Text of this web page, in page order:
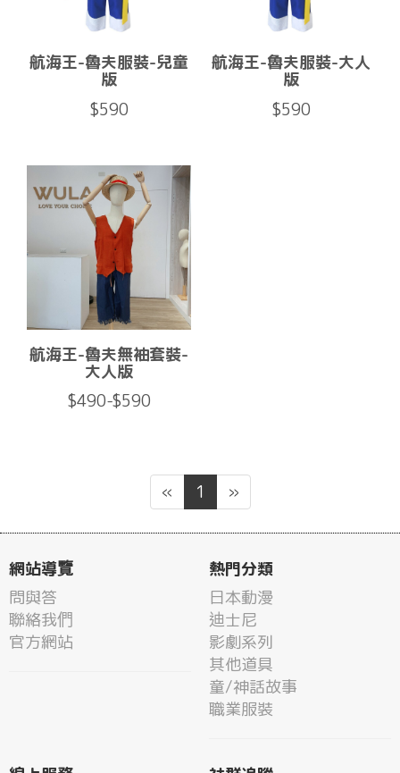
航海王-魯夫服裝-兒童
版
$590
航海王-魯夫服裝-大人
版
$590
航海王-魯夫無袖套裝-
大人版
$490-$590
« 1 »
網站導覽
問與答
聯絡我們
官方網站
熱門分類
日本動漫
迪士尼
影劇系列
其他道具
童/神話故事
職業服裝